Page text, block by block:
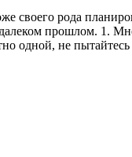
своего рода
прошлом. 1.
одной, не пытайтесь